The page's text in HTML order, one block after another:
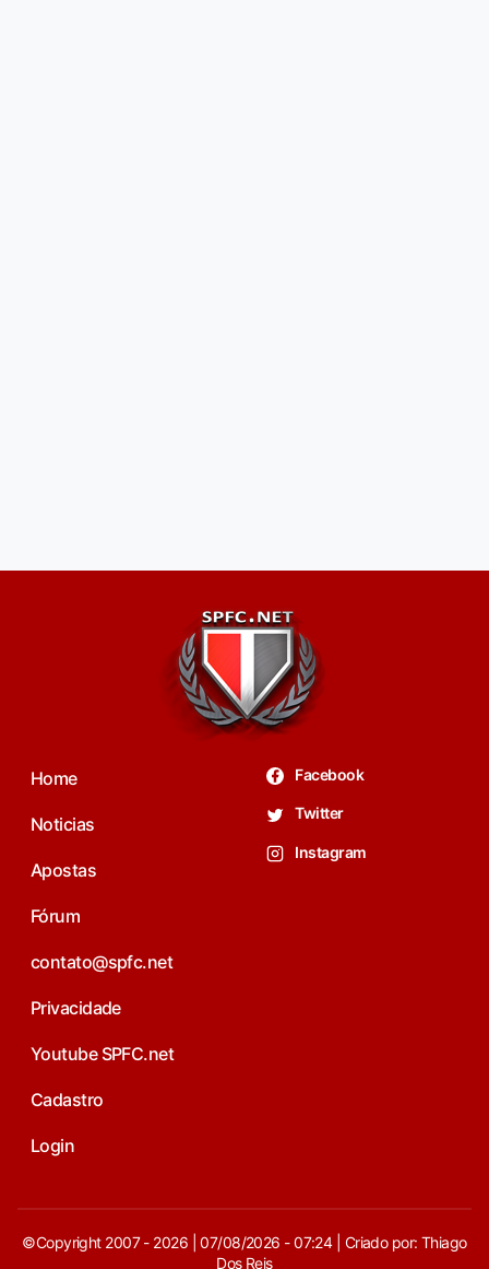
Home
Noticias
Apostas
Fórum
contato@spfc.net
Privacidade
Youtube SPFC.net
Cadastro
Login
Facebook
Twitter
Instagram
©Copyright 2007 - 2026 | 07/08/2026 - 07:24 | Criado por: Thiago
Dos Reis